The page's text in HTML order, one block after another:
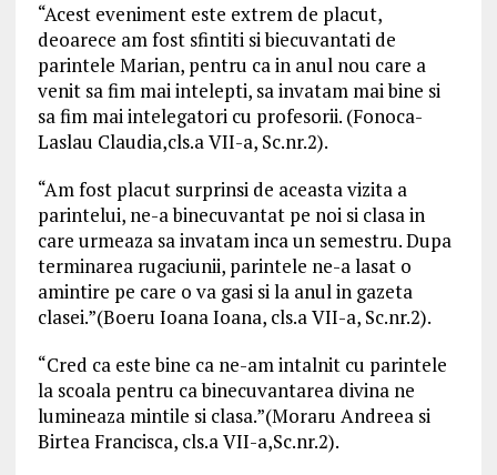
“Acest eveniment este extrem de placut,
deoarece am fost sfintiti si biecuvantati de
parintele Marian, pentru ca in anul nou care a
venit sa fim mai intelepti, sa invatam mai bine si
sa fim mai intelegatori cu profesorii. (Fonoca-
Laslau Claudia,cls.a VII-a, Sc.nr.2).
“Am fost placut surprinsi de aceasta vizita a
parintelui, ne-a binecuvantat pe noi si clasa in
care urmeaza sa invatam inca un semestru. Dupa
terminarea rugaciunii, parintele ne-a lasat o
amintire pe care o va gasi si la anul in gazeta
clasei.”(Boeru Ioana Ioana, cls.a VII-a, Sc.nr.2).
“Cred ca este bine ca ne-am intalnit cu parintele
la scoala pentru ca binecuvantarea divina ne
lumineaza mintile si clasa.”(Moraru Andreea si
Birtea Francisca, cls.a VII-a,Sc.nr.2).